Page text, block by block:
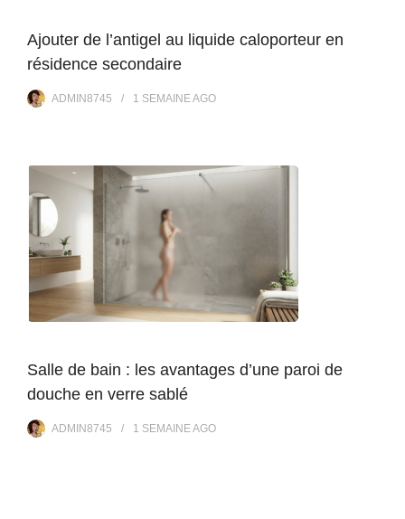
Ajouter de l’antigel au liquide caloporteur en
résidence secondaire
ADMIN8745 1 SEMAINE AGO
Salle de bain : les avantages d’une paroi de
douche en verre sablé
ADMIN8745 1 SEMAINE AGO